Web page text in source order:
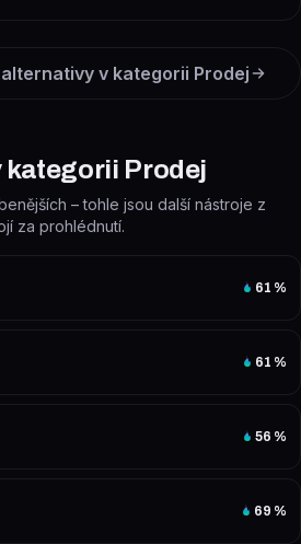
v kategorii Prodej
kategorii Prodej
– tohle jsou další nástroje z
za prohlédnutí.
61 %
61 %
56 %
69 %